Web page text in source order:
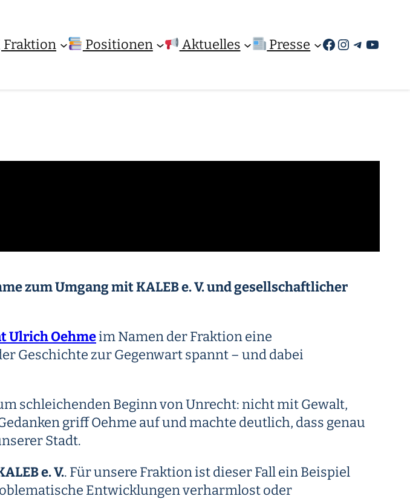
Fraktion Positionen Aktuelles Presse Facebook
Instagram
zum Umgang mit KALEB e. V. und gesellschaftlicher
Ulrich Oehmeim Namen der Fraktion eine
Geschichte zur Gegenwart spannt – und dabei
schleichenden Beginn von Unrecht: nicht mit Gewalt,
griff Oehme auf und machte deutlich, dass genau
Stadt.
e. V.. Für unsere Fraktion ist dieser Fall ein Beispiel
Entwicklungen verharmlost oder